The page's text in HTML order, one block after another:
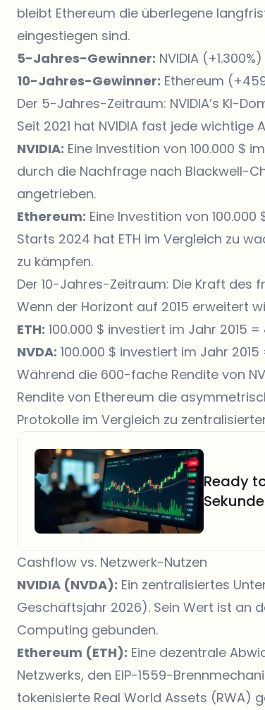
bleibt Ethereum die überlegene
eingestiegen sind.
5-Jahres-Gewinner: NVIDIA (+1.300%)
10-Jahres-Gewinner: Ethereum
Der 5-Jahres-Zeitraum: NVIDIA’s KI-
Seit 2021 hat NVIDIA fast jede
NVIDIA: Eine Investition von 100.000 $
durch die Nachfrage nach Blackwell-
angetrieben.
Ethereum: Eine Investition von
Starts 2024 hat ETH im Vergleich zu
zu kämpfen.
Der 10-Jahres-Zeitraum: Die Kraft des
Wenn der Horizont auf 2015 erweitert
ETH: 100.000 $ investiert im Jahr 2015 =
NVDA: 100.000 $ investiert im Jahr 2015
Während die 600-fache Rendite von
Rendite von Ethereum die
Protokolle im Vergleich zu
Ready
Cashflow vs. Netzwerk-Nutzen
NVIDIA (NVDA): Ein zentralisiertes
Geschäftsjahr 2026). Sein Wert ist an
Computing gebunden.
Ethereum (ETH): Eine dezentrale
Netzwerks, den EIP-1559-
tokenisierte Real World Assets (RWA)